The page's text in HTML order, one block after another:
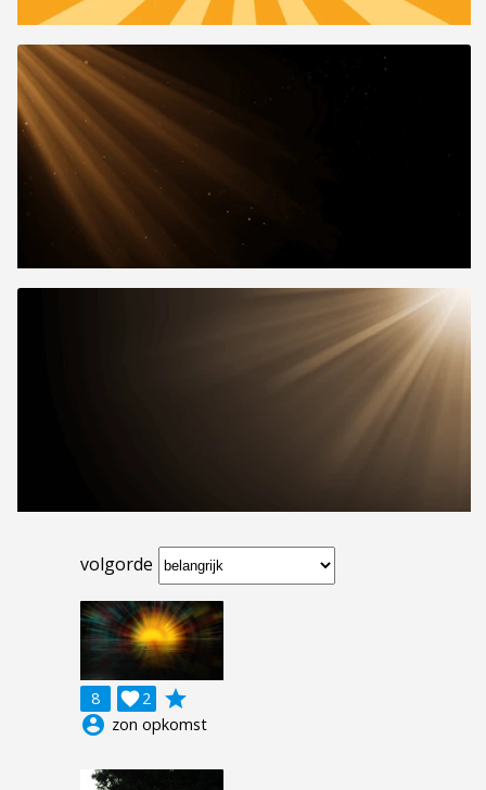
volgorde
8 2

grade
account_circle zon opkomst